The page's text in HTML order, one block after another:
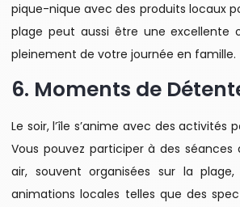
pique-nique avec des produits locaux
plage peut aussi être une excellente
pleinement de votre journée en famille.
6. Moments de
Le soir, l’île s’anime avec des activités
Vous pouvez participer à des
air, souvent organisées sur la
animations locales telles que des